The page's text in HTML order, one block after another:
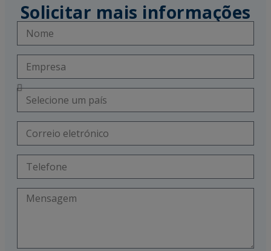
Solicitar mais informações